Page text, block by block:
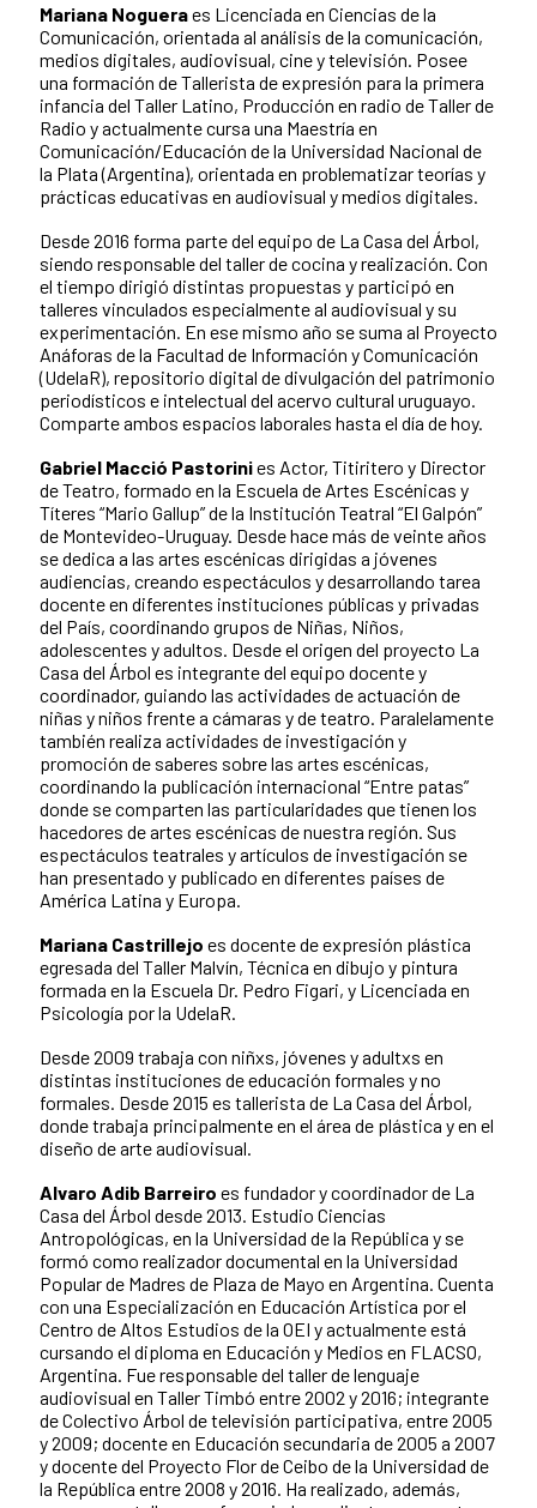
Mariana Nogueraes Licenciada en Ciencias de la
Comunicación, orientada al análisis de la comunicación,
medios digitales, audiovisual, cine y televisión. Posee
una formación de Tallerista de expresión para la primera
infancia del Taller Latino, Producción en radio de Taller de
Radio y actualmente cursa una Maestría en
Comunicación/Educación de la Universidad Nacional de
la Plata (Argentina), orientada en problematizar teorías y
prácticas educativas en audiovisual y medios digitales.
Desde 2016 forma parte del equipo de La Casa del Árbol,
siendo responsable del taller de cocina y realización. Con
el tiempo dirigió distintas propuestas y participó en
talleres vinculados especialmente al audiovisual y su
experimentación. En ese mismo año se suma al Proyecto
Anáforas de la Facultad de Información y Comunicación
(UdelaR), repositorio digital de divulgación del patrimonio
periodísticos e intelectual del acervo cultural uruguayo.
Comparte ambos espacios laborales hasta el día de hoy.
Gabriel Macció Pastorinies Actor, Titiritero y Director
de Teatro, formado en la Escuela de Artes Escénicas y
Títeres “Mario Gallup” de la Institución Teatral “El Galpón”
de Montevideo-Uruguay. Desde hace más de veinte años
se dedica a las artes escénicas dirigidas a jóvenes
audiencias, creando espectáculos y desarrollando tarea
docente en diferentes instituciones públicas y privadas
del País, coordinando grupos de Niñas, Niños,
adolescentes y adultos. Desde el origen del proyecto La
Casa del Árbol es integrante del equipo docente y
coordinador, guiando las actividades de actuación de
niñas y niños frente a cámaras y de teatro. Paralelamente
también realiza actividades de investigación y
promoción de saberes sobre las artes escénicas,
coordinando la publicación internacional “Entre patas”
donde se comparten las particularidades que tienen los
hacedores de artes escénicas de nuestra región. Sus
espectáculos teatrales y artículos de investigación se
han presentado y publicado en diferentes países de
América Latina y Europa.
Mariana Castrillejo es docente de expresión plástica
egresada del Taller Malvín, Técnica en dibujo y pintura
formada en la Escuela Dr. Pedro Figari, y Licenciada en
Psicología por la UdelaR.
Desde 2009 trabaja con niñxs, jóvenes y adultxs en
distintas instituciones de educación formales y no
formales. Desde 2015 es tallerista de La Casa del Árbol,
donde trabaja principalmente en el área de plástica y en el
diseño de arte audiovisual.
Alvaro Adib Barreiro es fundador y coordinador de La
Casa del Árbol desde 2013. Estudio Ciencias
Antropológicas, en la Universidad de la República y se
formó como realizador documental en la Universidad
Popular de Madres de Plaza de Mayo en Argentina. Cuenta
con una Especialización en Educación Artística por el
Centro de Altos Estudios de la OEI y actualmente está
cursando el diploma en Educación y Medios en FLACSO,
Argentina. Fue responsable del taller de lenguaje
audiovisual en Taller Timbó entre 2002 y 2016; integrante
de Colectivo Árbol de televisión participativa, entre 2005
y 2009; docente en Educación secundaria de 2005 a 2007
y docente del Proyecto Flor de Ceibo de la Universidad de
la República entre 2008 y 2016. Ha realizado, además,